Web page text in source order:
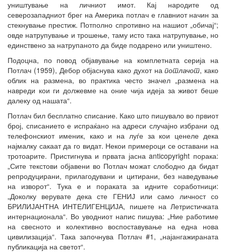
уништување на личниот имот. Кај народите од
северозападниот брег на Америка потлач е главниот начин за
стекнување престиж. Потполно спротивно на нашиот „обичај“;
овде натрупување и трошење, таму исто така натрупување, но
единствено за натрупаното да биде подарено или уништено.
Подоцна, по повод објавување на комплетната серија на
Потлач (1959), Дебор објаснува како духот напотлачот, како
облик на размена, во практика често значел „размена на
навреди кои ги должевме на оние чија идеја за живот беше
далеку од нашата“.
Потлач бил бесплатно списание. Како што пишувало во првиот
број, списанието е испраќано на адреси случајно избрани од
телефонскиот именик, како и на луѓе за кои ценеле дека
најмалку сакаат да го видат. Некои примероци се оставани на
тротоарите. Пристигнува и првата јасна anticopyright порака:
„Сите текстови објавени во Потлач можат слободно да бидат
репродуцирани, прилагодувани и цитирани, без наведување
на изворот“. Тука е и пораката за идните соработници:
„Доколку верувате дека сте ГЕНИЈ или само личност со
БРИЛИЈАНТНА ИНТЕЛИГЕНЦИЈА, пишете на Летристичката
интернационала“. Во уводниот напис пишува: „Ние работиме
на свесното и колективно воспоставување на една нова
цивилизација“. Така започнува Потлач #1, „најангажираната
публикација на светот“.